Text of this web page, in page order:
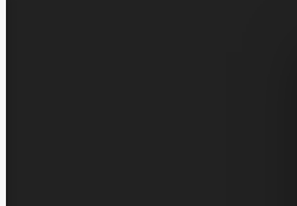
Sketchbook5,
Sketchbook5,